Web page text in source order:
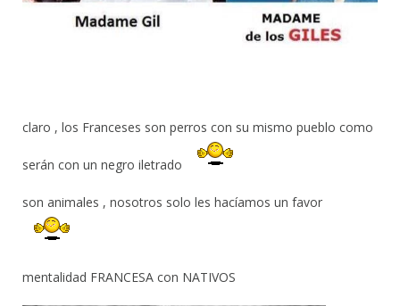
claro , los Franceses son perros con su mismo pueblo como
serán con un negro iletrado
son animales , nosotros solo les hacíamos un favor
mentalidad FRANCESA con NATIVOS